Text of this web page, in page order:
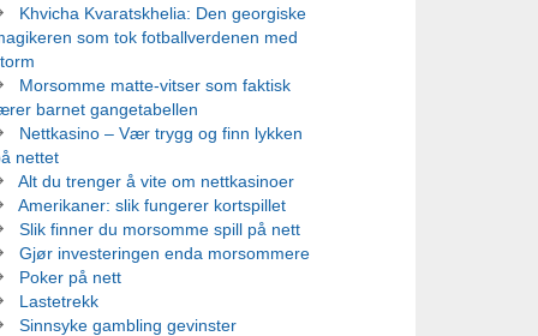
Khvicha Kvaratskhelia: Den georgiske
som tok fotballverdenen med
Morsomme matte-vitser som faktisk
barnet gangetabellen
Nettkasino – Vær trygg og finn lykken
nettet
Alt du trenger å vite om nettkasinoer
Amerikaner: slik fungerer kortspillet
Slik finner du morsomme spill på nett
Gjør investeringen enda morsommere
Poker på nett
Lastetrekk
Sinnsyke gambling gevinster